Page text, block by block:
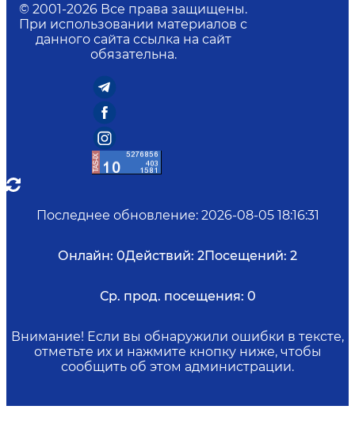
© 2001-2026 Все права защищены.
При использовании материалов с
данного сайта ссылка на сайт
обязательна.
Последнее обновление: 2026-08-05 18:16:31
Онлайн: 0Действий: 2Посещений: 2
Ср. прод. посещения: 0
Внимание! Если вы обнаружили ошибки в тексте,
отметьте их и нажмите кнопку ниже, чтобы
сообщить об этом администрации.